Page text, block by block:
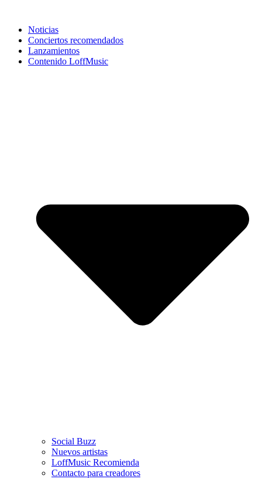
Noticias
Conciertos recomendados
Lanzamientos
Contenido LoffMusic
Social Buzz
Nuevos artistas
LoffMusic Recomienda
Contacto para creadores